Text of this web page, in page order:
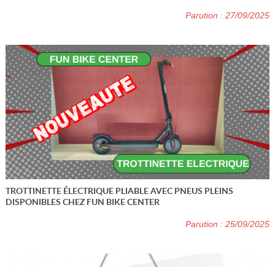
Parution : 27/09/2025
TROTTINETTE ÉLECTRIQUE PLIABLE AVEC PNEUS PLEINS
DISPONIBLES CHEZ FUN BIKE CENTER
Parution : 25/09/2025